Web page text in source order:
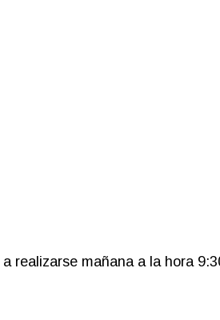
realizarse mañana a la hora